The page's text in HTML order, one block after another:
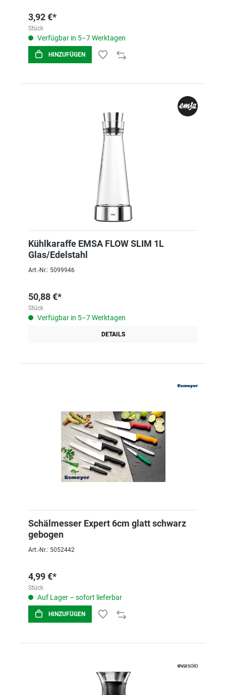
3,92 €*
Stück
Verfügbar in 5–7 Werktagen
HINZUFÜGEN
Kühlkaraffe EMSA FLOW SLIM 1L
Glas/Edelstahl
Art.-Nr.: 5099946
50,88 €*
Stück
Verfügbar in 5–7 Werktagen
DETAILS
Schälmesser Expert 6cm glatt schwarz
gebogen
Art.-Nr.: 5052442
4,99 €*
Stück
Auf Lager – sofort lieferbar
HINZUFÜGEN